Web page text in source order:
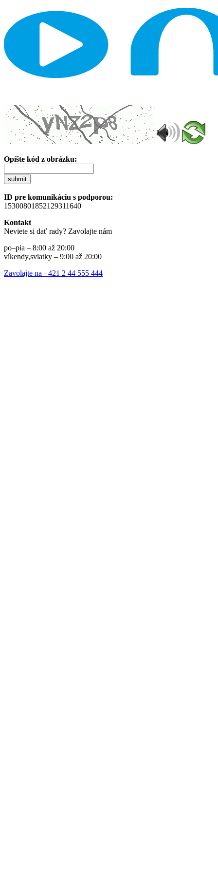
Opíšte kód z obrázku:
submit
ID pre komunikáciu s podporou:
15300801852129311640
Kontakt
Neviete si dať rady? Zavolajte nám
po–pia – 8:00 až 20:00
víkendy,sviatky – 9:00 až 20:00
Zavolajte na +421 2 44 555 444